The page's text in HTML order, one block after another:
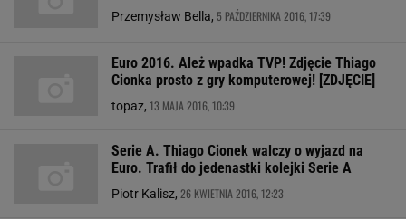
Przemysław Bella, 5 PAŹDZIERNIKA 2016, 17:39
Euro 2016. Ależ wpadka TVP! Zdjęcie Thiago
Cionka prosto z gry komputerowej! [ZDJĘCIE]
topaz, 13 MAJA 2016, 10:39
Serie A. Thiago Cionek walczy o wyjazd na
Euro. Trafił do jedenastki kolejki Serie A
Piotr Kalisz, 26 KWIETNIA 2016, 12:23